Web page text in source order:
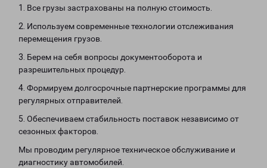
1. Все грузы застрахованы на полную стоимость.
2. Используем современные технологии отслеживания
перемещения грузов.
3. Берем на себя вопросы документооборота и
разрешительных процедур.
4. Формируем долгосрочные партнерские программы для
регулярных отправителей.
5. Обеспечиваем стабильность поставок независимо от
сезонных факторов.
Мы проводим регулярное техническое обслуживание и
диагностику автомобилей.